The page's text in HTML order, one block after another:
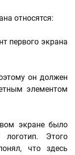
относятся:
первого экрана
он должен
элементом
экране было
Этого
что здесь